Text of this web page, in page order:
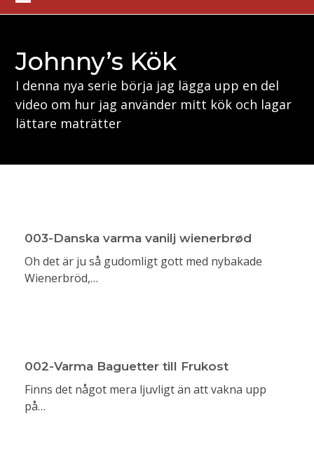
SkipOpen
menu
Close
menu
Johnny’s Kök
I denna nya serie börja jag lägga upp en del
video om hur jag använder mitt kök och lagar
lättare maträtter
003-Danska varma vanilj wienerbrød
Oh det är ju så gudomligt gott med nybakade
Wienerbröd,…
002-Varma Baguetter till Frukost
Finns det något mera ljuvligt än att vakna upp
på…